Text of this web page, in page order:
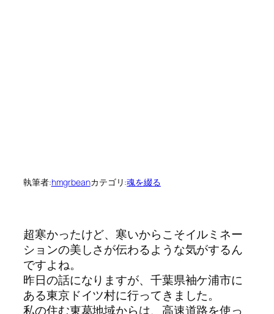
執筆者:hmgrbeanカテゴリ:魂を綴る
超寒かったけど、寒いからこそイルミネー
ションの美しさが伝わるような気がするん
ですよね。
昨日の話になりますが、千葉県袖ケ浦市に
ある東京ドイツ村に行ってきました。
私の住む東葛地域からは、高速道路を使っ